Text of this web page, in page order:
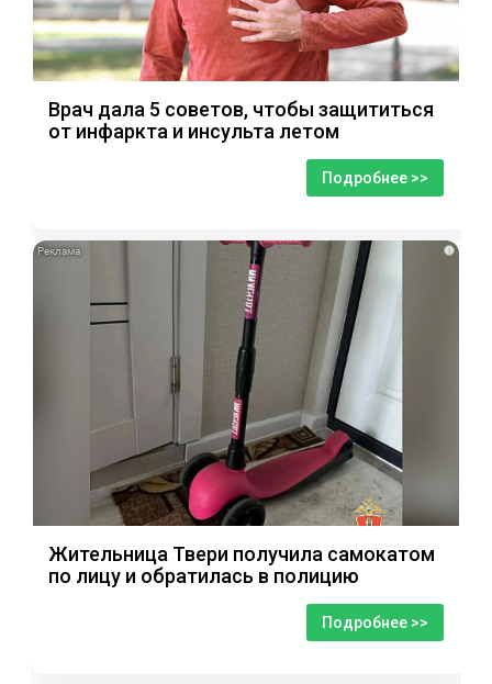
Врач дала 5 советов, чтобы защититься
от инфаркта и инсульта летом
Подробнее >>
i
Жительница Твери получила самокатом
по лицу и обратилась в полицию
Подробнее >>